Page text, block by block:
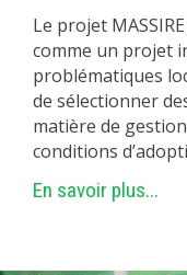
Le projet
comme un projet
problématiques
de sélectionner
matière de
conditions
En savoir plus...